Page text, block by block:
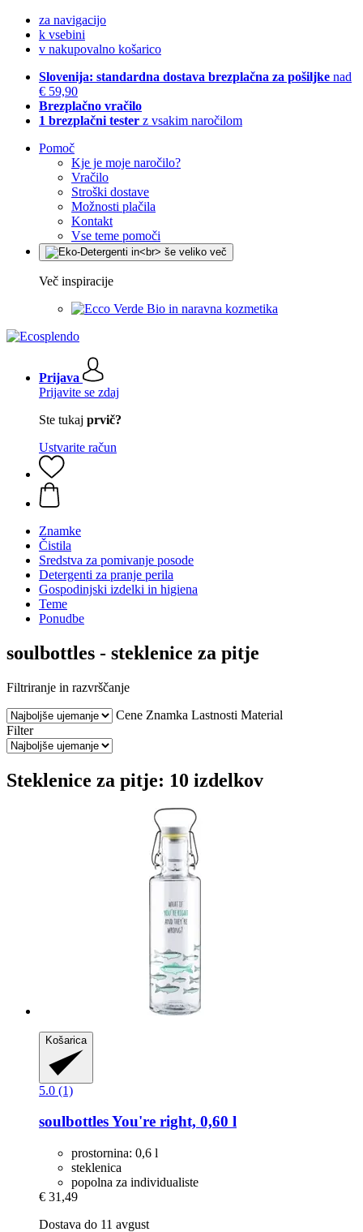
za navigacijo
k vsebini
v nakupovalno košarico
Slovenija: standardna dostava brezplačna za pošiljke nad
€ 59,90
Brezplačno vračilo
1 brezplačni tester z vsakim naročilom
Pomoč
Kje je moje naročilo?
Vračilo
Stroški dostave
Možnosti plačila
Kontakt
Vse teme pomoči
Več inspiracije
Bio in naravna kozmetika
Prijava
Prijavite se zdaj
Ste tukaj prvič?
Ustvarite račun
Znamke
Čistila
Sredstva za pomivanje posode
Detergenti za pranje perila
Gospodinjski izdelki in higiena
Teme
Ponudbe
soulbottles - steklenice za pitje
Filtriranje in razvrščanje
Cene Znamka Lastnosti Material
Filter
Steklenice za pitje: 10 izdelkov
Košarica
5.0 (1)
soulbottlesYou're right, 0,60 l
prostornina: 0,6 l
steklenica
popolna za individualiste
€ 31,49
Dostava do 11 avgust